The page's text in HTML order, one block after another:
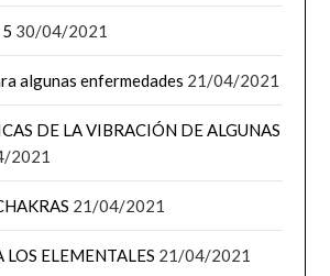
30/04/2021
algunas enfermedades 21/04/2021
DE LA VIBRACIÓN DE ALGUNAS
2021
21/04/2021
ELEMENTALES 21/04/2021